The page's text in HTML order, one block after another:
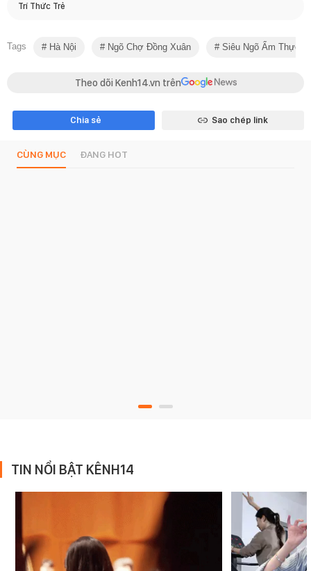
Trí Thức Trẻ
Tags Hà Nội Ngõ Chợ Đồng Xuân Siêu Ngõ Ẩm Thực
Theo dõi Kenh14.vn trên
Chia sẻ Sao chép link
CÙNG MỤC ĐANG HOT
TIN NỔI BẬT KÊNH14